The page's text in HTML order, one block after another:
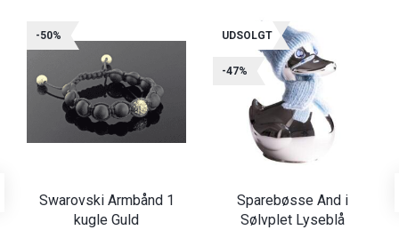
-50%
Swarovski Armbånd 1
kugle Guld
UDSOLGT
-47%
Sparebøsse And i
Sølvplet Lyseblå